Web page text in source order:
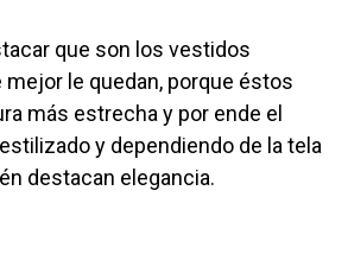
que son los vestidos
le quedan, porque éstos
más estrecha y por ende el
y dependiendo de la tela
destacan elegancia.